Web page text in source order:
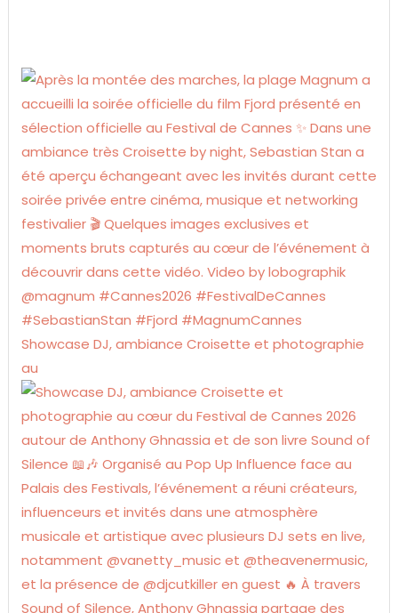
Showcase DJ, ambiance Croisette et photographie
au